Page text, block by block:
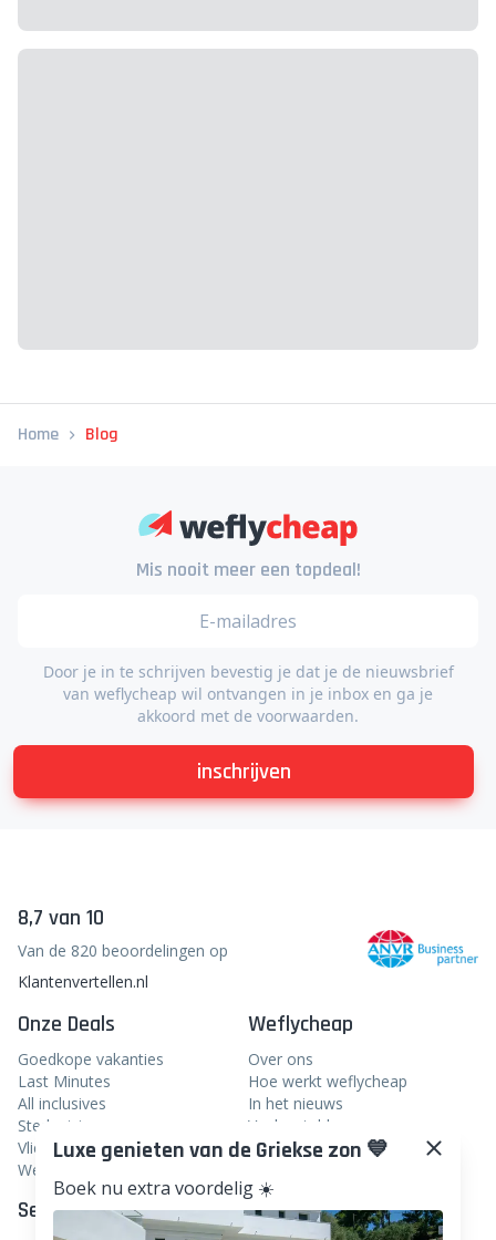
Home Blog
Mis nooit meer een topdeal!
Door je in te schrijven bevestig je dat je de nieuwsbrief
van weflycheap wil ontvangen in je inbox en ga je
akkoord met de voorwaarden.
inschrijven
8,7 van 10
Van de 820 beoordelingen op
Klantenvertellen.nl
Onze Deals
Goedkope vakanties
Last Minutes
All inclusives
Stedentrips
Vliegtickets
Weekendje weg
Weflycheap
Over ons
Hoe werkt weflycheap
In het nieuws
Veelgestelde vragen
Blog
Service Volg ons
Luxe genieten van de Griekse zon 💙
Boek nu extra voordelig ☀️